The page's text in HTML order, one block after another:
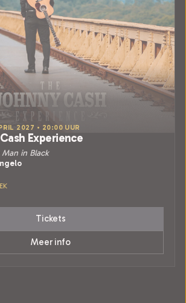
2027 • 20:00 UUR
Experience
in Black
Tickets
Meer info